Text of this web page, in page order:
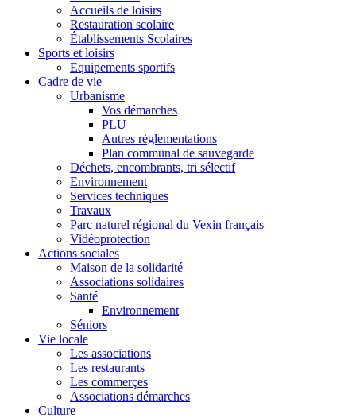
Accueils de loisirs
Restauration scolaire
Établissements Scolaires
Sports et loisirs
Equipements sportifs
Cadre de vie
Urbanisme
Vos démarches
PLU
Autres règlementations
Plan communal de sauvegarde
Déchets, encombrants, tri sélectif
Environnement
Services techniques
Travaux
Parc naturel régional du Vexin français
Vidéoprotection
Actions sociales
Maison de la solidarité
Associations solidaires
Santé
Environnement
Séniors
Vie locale
Les associations
Les restaurants
Les commerçes
Associations démarches
Culture